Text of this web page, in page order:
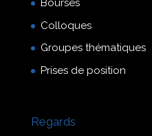
Bourses
Colloques
Groupes thématiques
Prises de position
Regards